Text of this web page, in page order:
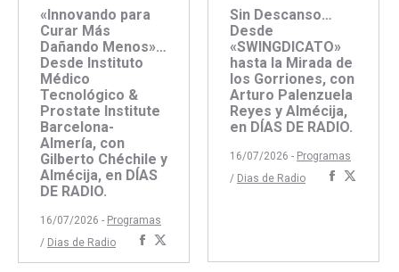
«Innovando para
Curar Más
Dañando Menos»…
Desde Instituto
Médico
Tecnológico &
Prostate Institute
Barcelona-
Almería, con
Gilberto Chéchile y
Almécija, en DÍAS
DE RADIO.
16/07/2026 - Programas
/ Dias de Radio
Compartir
concon
Sin Descanso…
Desde
«SWINGDICATO»
hasta la Mirada de
los Gorriones, con
Arturo Palenzuela
Reyes y Almécija,
en DÍAS DE RADIO.
16/07/2026 - Programas
/ Dias de Radio
Compartir